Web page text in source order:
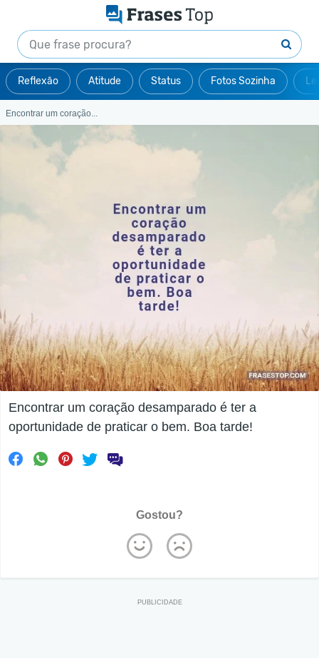
Reflexão Atitude Status Fotos Sozinha
Encontrar um coração...
Encontrar um coração desamparado é ter a
oportunidade de praticar o bem. Boa tarde!
Gostou?